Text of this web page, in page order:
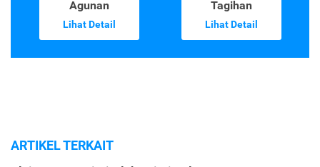
Agunan
Lihat Detail
Tagihan
Lihat Detail
ARTIKEL TERKAIT